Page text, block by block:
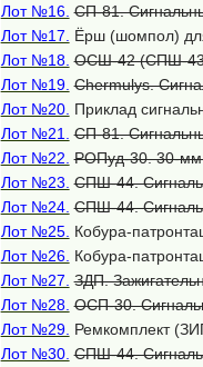
Лот №16. СП-81.
Лот №17.
Ёрш (шомпол)
Лот №18. ОСШ-42 (СПШ-43,
Лот №19. Chermulys.
Лот №20. Приклад
Лот №21.
СП-81.
Лот №22. РОПуд-30. 30-мм
Лот №23. СПШ-44.
Лот №24. СПШ-44.
Лот №25. Кобура-
Лот №26. Кобура-
Лот №27. ЗДП.
Лот №28. ОСП-30.
Лот №29. Ремкомплект
Лот №30. СПШ-44.